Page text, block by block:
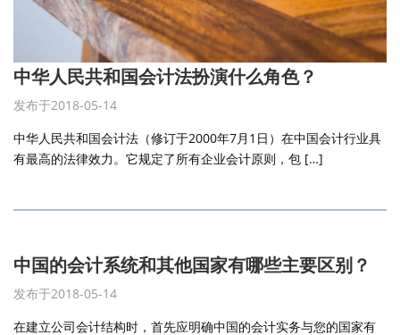
中华人民共和国会计法扮演什么角色？
发布于2018-05-14
中华人民共和国会计法（修订于2000年7月1日）在中国会计行业具
有最高的法律效力。它规定了所有企业会计原则，包 […]
中国的会计系统和其他国家有哪些主要区别？
发布于2018-05-14
在建立公司会计结构时，首先应明确中国的会计实务与您的国家有